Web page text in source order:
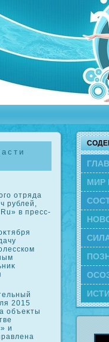
отряда
рублей,
в пресс-
2015
объеκты
и
МИР